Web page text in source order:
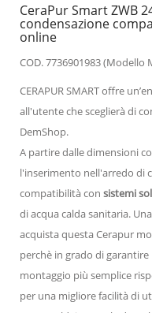
CeraPur Smart ZWB
condensazione
online
COD. 7736901983
CERAPUR SMART offre
all'utente che sceglierà di
DemShop.
A partire dalle dimensioni
l'inserimento nell'arredo di
compatibilità con sistemi
di acqua calda sanitaria.
acquista questa Cerapur
perchè in grado di garantire
montaggio più semplice
per una migliore facilità di